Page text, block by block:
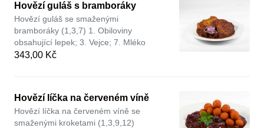
Hovězí guláš s bramboráky
Hovězí guláš se smaženými
bramboráky (1,3,7) 1. Obiloviny
obsahující lepek; 3. Vejce; 7. Mléko
343,00 Kč
Hovězí líčka na červeném víně
Hovězí líčka na červeném víně se
smaženými kroketami (1,3,9,12)